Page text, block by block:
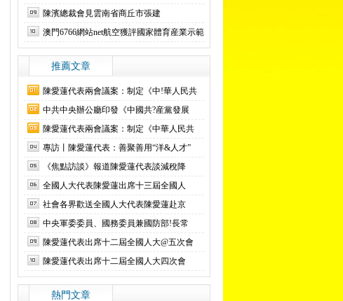
陳濱總裁會見雲南省商丘市張建
澳門6766網站net航空獲評國家體育産業示範
推薦文章
陳愛蓮代表兩會議案：制定《中!華人民共
中共中央辦公廳印發《中國共?産黨發展
陳愛蓮代表兩會議案：制定《中華人民共
專訪丨陳愛蓮代表：善聚善用“洋&人才”
《焦點訪談》報道陳愛蓮代表談減稅降
全國人大代表陳愛蓮出席十三屆全國人
社會各界歡送全國人大代表陳愛蓮赴京
中央軍委委員、國務委員兼國防部!長常
陳愛蓮代表出席十二屆全國人大@五次會
陳愛蓮代表出席十二屆全國人大四次會
熱門文章